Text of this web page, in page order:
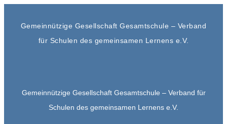
Gemeinnützige Gesellschaft Gesamtschule – Verband
für Schulen des gemeinsamen Lernens e.V.
Gemeinnützige Gesellschaft Gesamtschule – Verband für
Schulen des gemeinsamen Lernens e.V.